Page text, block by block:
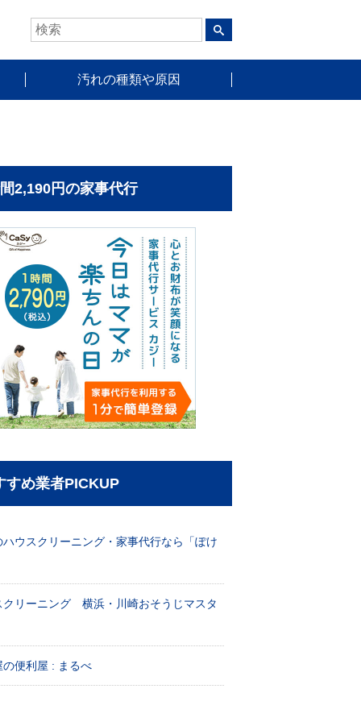
汚れの種類や原因
2,190円の家事代行
すめ業者PICKUP
ハウスクリーニング・家事代行なら「ぽけ
クリーニング 横浜・川崎おそうじマスタ
の便利屋 : まるべ